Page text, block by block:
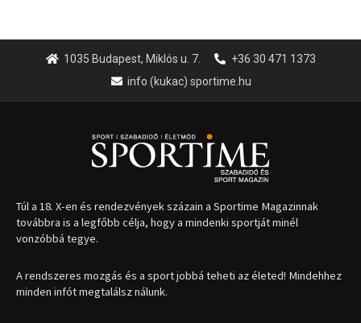
1035 Budapest, Miklós u. 7.
+36 30 471 1373
info (kukac) sportime.hu
Túl a 18. X-en és rendezvények százain a Sportime Magazinnak
továbbra is a legfőbb célja, hogy a mindenki sportját minél
vonzóbbá tegye.
A rendszeres mozgás és a sport jobbá teheti az életed! Mindehhez
minden infót megtalálsz nálunk.